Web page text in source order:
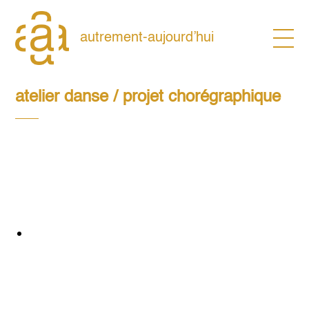
content
autrement-aujourd’hui
atelier danse / projet chorégraphique